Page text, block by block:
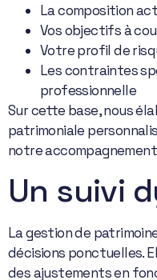
La composition
Vos objectifs à
Votre profil de
Les contraintes
professionnelle
Sur cette base, nous
patrimoniale
notre
Un suivi
La gestion de
décisions ponctuelles.
des ajustements en